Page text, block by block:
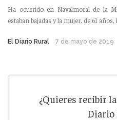
Ha ocurrido en Navalmoral de la
estaban bajadas y la mujer, de 61 años,
El Diario Rural 7 de mayo de 2019
¿Quieres recibir
Diario